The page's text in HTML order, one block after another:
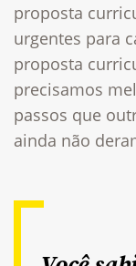
proposta
urgentes para
proposta
precisamos
passos que
ainda não